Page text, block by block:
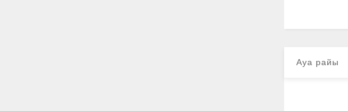
Ауа райы